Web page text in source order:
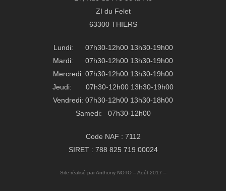
ZI du Felet
63300 THIERS
Lundi: 07h30-12h00 13h30-19h00
Mardi: 07h30-12h00 13h30-19h00
Mercredi: 07h30-12h00 13h30-19h00
Jeudi: 07h30-12h00 13h30-19h00
Vendredi: 07h30-12h00 13h30-18h00
Samedi: 07h30-12h00
Code NAF : 7112
SIRET : 788 825 719 00024
Site réalisé par Anthony NOTO – Août 2017 –